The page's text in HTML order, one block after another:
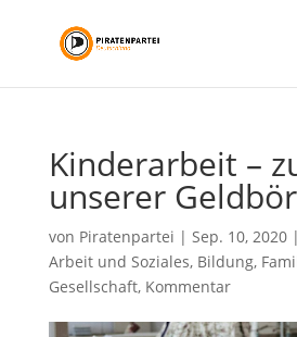
Kinderarbeit –
unserer
von Piratenpartei | Sep. 10, 2020|
Arbeit und Soziales, Bildung,
Gesellschaft, Kommentar